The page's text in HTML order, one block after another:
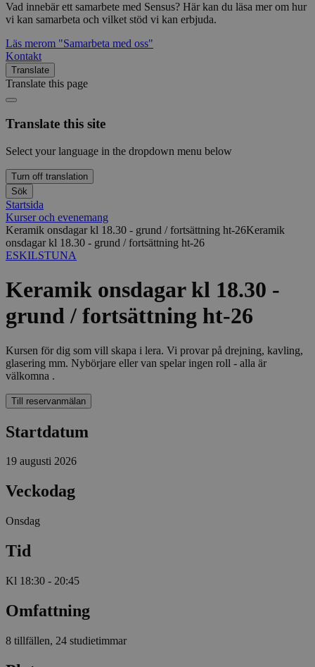
Vad innebär ett samarbete med Sensus? Här kan du läsa mer om hur
vi kan samarbeta och vilket stöd vi kan erbjuda.
Läs merom "Samarbeta med oss"
Kontakt
Translate
Translate this page
Translate this site
Select your language in the dropdown menu below
Turn off translation
Sök
Startsida
Kurser och evenemang
Keramik onsdagar kl 18.30 - grund / fortsättning ht-26Keramik
onsdagar kl 18.30 - grund / fortsättning ht-26
ESKILSTUNA
Keramik onsdagar kl 18.30 -
grund / fortsättning ht-26
Kursen för dig som vill skapa i lera. Vi provar på drejning, kavling,
glasering mm. Nybörjare eller van spelar ingen roll - alla är
välkomna .
Till reservanmälan
Startdatum
19 augusti 2026
Veckodag
Onsdag
Tid
Kl 18:30 - 20:45
Omfattning
8 tillfällen, 24 studietimmar